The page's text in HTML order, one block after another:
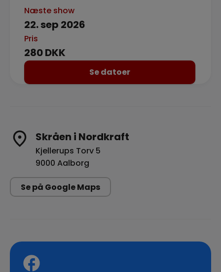
Næste show
22. sep 2026
Pris
280 DKK
Se datoer
Skråen i Nordkraft
Kjellerups Torv 5
9000 Aalborg
Se på Google Maps